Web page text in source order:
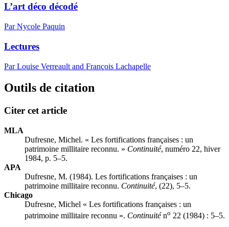
L’art déco décodé
Par Nycole Paquin
Lectures
Par Louise Verreault and François Lachapelle
Outils de citation
Citer cet article
MLA
Dufresne, Michel. « Les fortifications françaises : un
patrimoine millitaire reconnu. » Continuité, numéro 22, hiver
1984, p. 5–5.
APA
Dufresne, M. (1984). Les fortifications françaises : un
patrimoine millitaire reconnu. Continuité, (22), 5–5.
Chicago
Dufresne, Michel « Les fortifications françaises : un
patrimoine millitaire reconnu ». Continuiténo 22 (1984) : 5–5.